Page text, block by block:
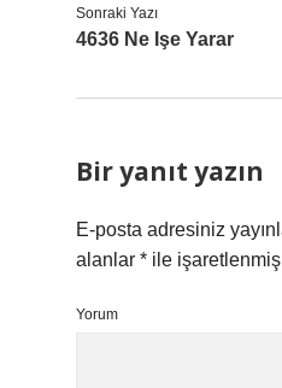
Sonraki Yazı
4636 Ne Işe Yarar
Bir yanıt yazın
E-posta adresiniz
alanlar * ile
Yorum